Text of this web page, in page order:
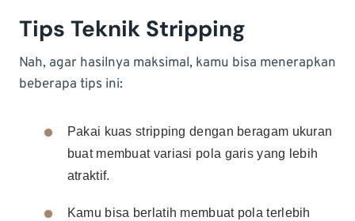
Tips Teknik Stripping
Nah, agar hasilnya maksimal, kamu bisa menerapkan
beberapa tips ini:
Pakai kuas stripping dengan beragam ukuran
buat membuat variasi pola garis yang lebih
atraktif.
Kamu bisa berlatih membuat pola terlebih